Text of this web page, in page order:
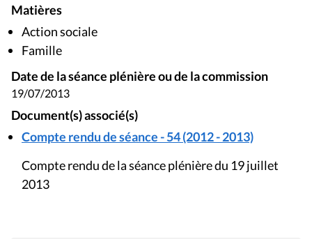
Matières
Action sociale
Famille
Date de la séance plénière ou de la commission
19/07/2013
Document(s) associé(s)
Compte rendu de séance - 54 (2012 - 2013)
Compte rendu de la séance plénière du 19 juillet
2013